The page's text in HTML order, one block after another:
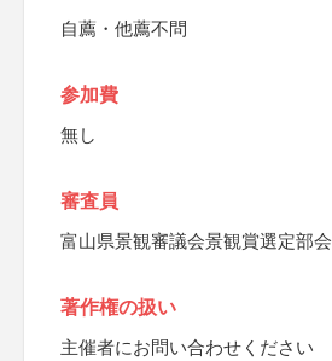
自薦・他薦不問
参加費
無し
審査員
富山県景観審議会景観賞選定部会
著作権の扱い
主催者にお問い合わせください